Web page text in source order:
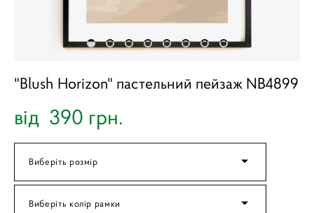
"Blush Horizon" пастельний пейзаж NB4899
від 390 грн.
Виберіть розмір
Виберіть колір рамки